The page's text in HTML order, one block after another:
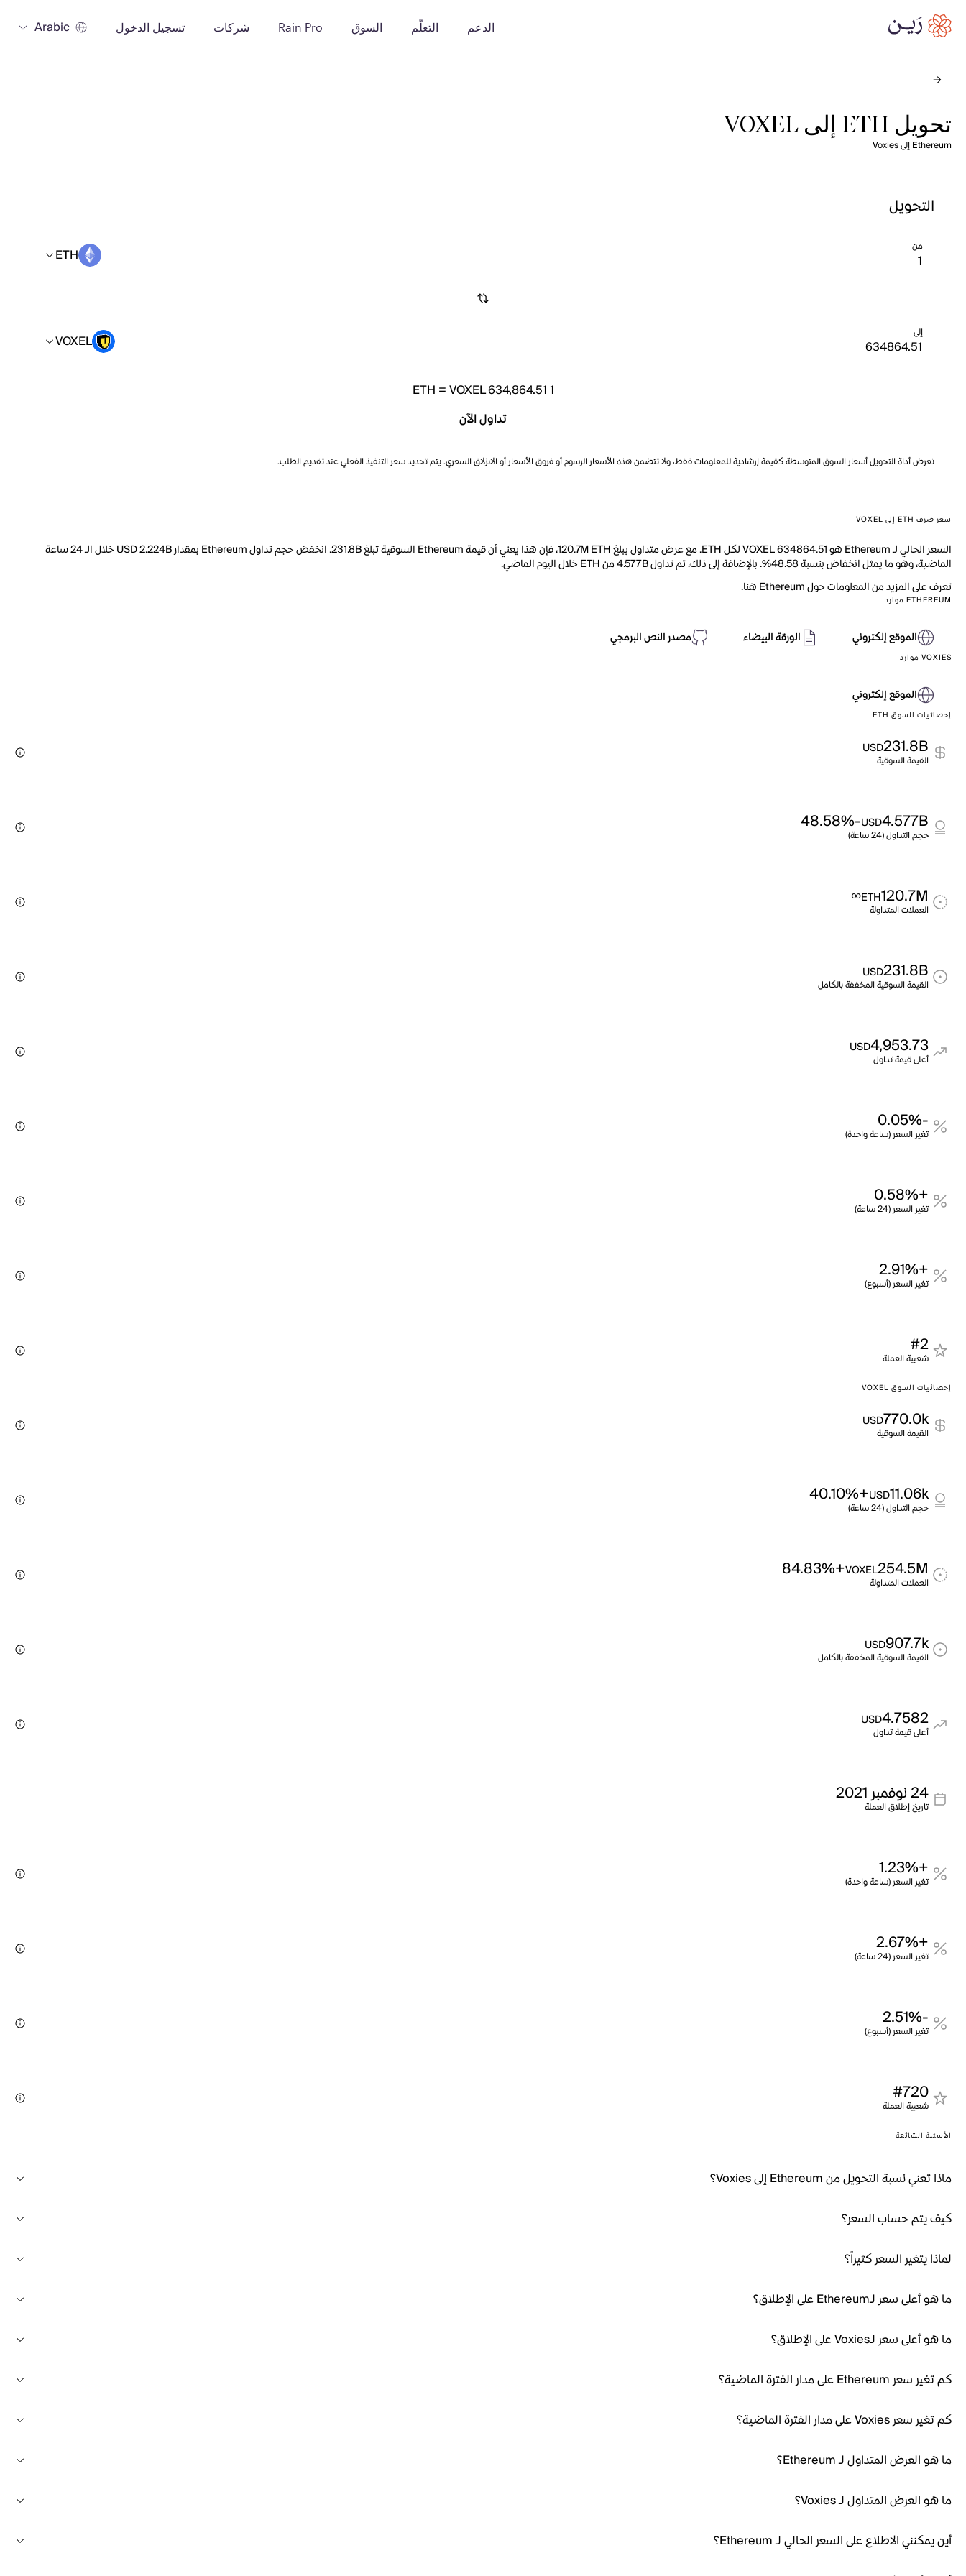
الدعم التعلّم السوق Rain Pro شركات تسجيل الدخول Arabic
تحويل ETH إلى VOXEL
Ethereum إلى Voxies
التحويل
من ETH
إلى VOXEL
1
ETH =VOXEL 634,864.51
تداول الآن
تعرض أداة التحويل أسعار السوق المتوسطة كقيمة إرشادية للمعلومات فقط، ولا تتضمن هذه الأسعار الرسوم أو فروق الأسعار أو الانزلاق السعري. يتم تحديد سعر التنفيذ الفعلي عند تقديم الطلب.
سعر صرف ETH إلى VOXEL
السعر الحالي لـ Ethereum هو VOXEL 634864.51 لكل ETH. مع عرض متداول يبلغ 120.7M ETH، فإن هذا يعني أن قيمة Ethereum السوقية تبلغ 231.8B. انخفض حجم تداول Ethereum بمقدار USD 2.224B خلال الـ 24 ساعة
الماضية، وهو ما يمثل انخفاض بنسبة 48.58%. بالإضافة إلى ذلك، تم تداول 4.577B من ETH خلال اليوم الماضي.
تعرف على المزيد من المعلومات حول Ethereum هنا.
ETHEREUM موارد
الموقع إلكتروني الورقة البيضاء مصدر النص البرمجي
VOXIES موارد
الموقع إلكتروني
إحصائيات السوق ETH
231.8B
USD
القيمة السوقية
4.577B
USD
-48.58%
حجم التداول (24 ساعة)
120.7M
ETH
∞
العملات المتداولة
231.8B
USD
القيمة السوقية المخففة بالكامل
4,953.73
USD
أعلى قيمة تداول
-0.05%
تغير السعر (ساعة واحدة)
+0.58%
تغير السعر (24 ساعة)
+2.91%
تغير السعر (أسبوع)
#2
شعبية العملة
إحصائيات السوق VOXEL
770.0k
USD
القيمة السوقية
11.06k
USD
+40.10%
حجم التداول (24 ساعة)
254.5M
VOXEL
+84.83%
العملات المتداولة
907.7k
USD
القيمة السوقية المخففة بالكامل
4.7582
USD
أعلى قيمة تداول
24 نوفمبر 2021
تاريخ إطلاق العملة
+1.23%
تغير السعر (ساعة واحدة)
+2.67%
تغير السعر (24 ساعة)
-2.51%
تغير السعر (أسبوع)
#720
شعبية العملة
الأسئلة الشائعة
ماذا تعني نسبة التحويل من Ethereum إلى Voxies؟
كيف يتم حساب السعر؟
لماذا يتغير السعر كثيراً؟
ما هو أعلى سعر لـEthereum على الإطلاق؟
ما هو أعلى سعر لـVoxies على الإطلاق؟
كم تغير سعر Ethereum على مدار الفترة الماضية؟
كم تغير سعر Voxies على مدار الفترة الماضية؟
ما هو العرض المتداول لـ Ethereum؟
ما هو العرض المتداول لـ Voxies؟
أين يمكنني الاطلاع على السعر الحالي لـ Ethereum؟